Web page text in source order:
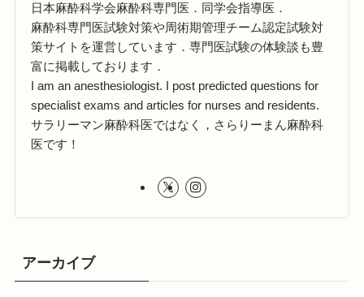
日本麻酔科学会麻酔科専門医．同学会指導医．
麻酔科専門医試験対策や周術期管理チーム認定試験対
策サイトを運営しています．専門医試験の体験談も豊
富に掲載しております．
I am an anesthesiologist. I post predicted questions for
specialist exams and articles for nurses and residents.
サラリーマン麻酔科医ではなく，さらりーまん麻酔科
医です！
アーカイブ